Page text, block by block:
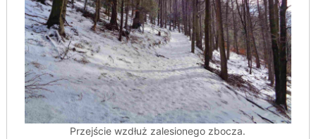
Przejście wzdłuż zalesionego zbocza.